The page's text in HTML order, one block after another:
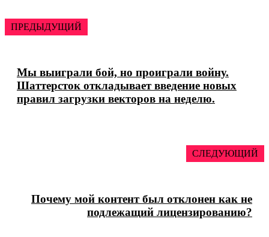
ПРЕДЫДУЩИЙ
Мы выиграли бой, но проиграли войну.
Шаттерсток откладывает введение новых
правил загрузки векторов на неделю.
СЛЕДУЮЩИЙ
Почему мой контент был отклонен как не
подлежащий лицензированию?